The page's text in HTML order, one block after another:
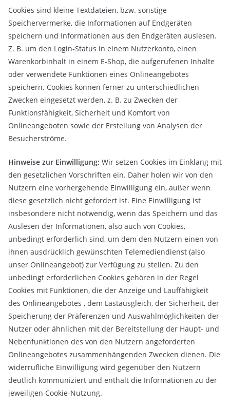
Cookies sind kleine Textdateien, bzw. sonstige
Speichervermerke, die Informationen auf Endgeräten
speichern und Informationen aus den Endgeräten auslesen.
Z. B. um den Login-Status in einem Nutzerkonto, einen
Warenkorbinhalt in einem E-Shop, die aufgerufenen Inhalte
oder verwendete Funktionen eines Onlineangebotes
speichern. Cookies können ferner zu unterschiedlichen
Zwecken eingesetzt werden, z. B. zu Zwecken der
Funktionsfähigkeit, Sicherheit und Komfort von
Onlineangeboten sowie der Erstellung von Analysen der
Besucherströme.
Hinweise zur Einwilligung: Wir setzen Cookies im Einklang mit
den gesetzlichen Vorschriften ein. Daher holen wir von den
Nutzern eine vorhergehende Einwilligung ein, außer wenn
diese gesetzlich nicht gefordert ist. Eine Einwilligung ist
insbesondere nicht notwendig, wenn das Speichern und das
Auslesen der Informationen, also auch von Cookies,
unbedingt erforderlich sind, um dem den Nutzern einen von
ihnen ausdrücklich gewünschten Telemediendienst (also
unser Onlineangebot) zur Verfügung zu stellen. Zu den
unbedingt erforderlichen Cookies gehören in der Regel
Cookies mit Funktionen, die der Anzeige und Lauffähigkeit
des Onlineangebotes , dem Lastausgleich, der Sicherheit, der
Speicherung der Präferenzen und Auswahlmöglichkeiten der
Nutzer oder ähnlichen mit der Bereitstellung der Haupt- und
Nebenfunktionen des von den Nutzern angeforderten
Onlineangebotes zusammenhängenden Zwecken dienen. Die
widerrufliche Einwilligung wird gegenüber den Nutzern
deutlich kommuniziert und enthält die Informationen zu der
jeweiligen Cookie-Nutzung.